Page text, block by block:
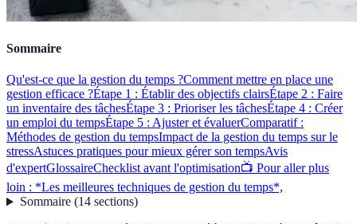
Sommaire
Qu'est-ce que la gestion du temps ?Comment mettre en place une
gestion efficace ?Étape 1 : Établir des objectifs clairsÉtape 2 : Faire
un inventaire des tâchesÉtape 3 : Prioriser les tâchesÉtape 4 : Créer
un emploi du tempsÉtape 5 : Ajuster et évaluerComparatif :
Méthodes de gestion du tempsImpact de la gestion du temps sur le
stressAstuces pratiques pour mieux gérer son tempsAvis
d'expertGlossaireChecklist avant l'optimisation📺 Pour aller plus
loin : *Les meilleures techniques de gestion du temps*,
Sommaire(14 sections)